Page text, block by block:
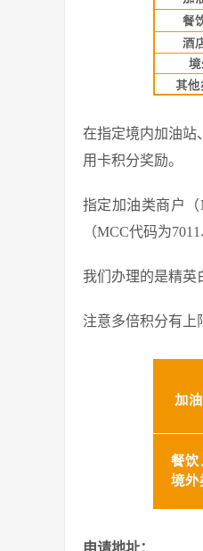
在指定境内加油站
用卡积分奖励。
指定加油类商户（
（MCC代码为
我们办理的是精英
注意多倍积分有上
申请地址：